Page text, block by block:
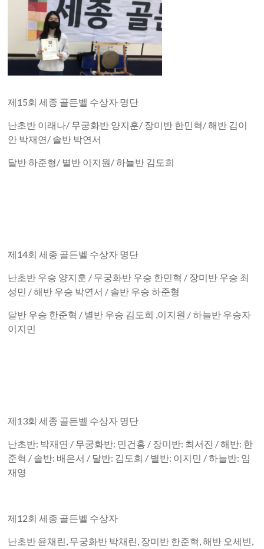
제15회 세종 골든벨 수상자 명단
난초반 이래나/ 무궁화반 양지훈/ 장미반 한민혁/ 해반 김이
안 박재연/ 솔반 박연서
달반 하준형/ 별반 이지원/ 하늘반 김도희
제14회 세종 골든벨 수상자 명단
난초반 우승 양지훈 / 무궁화반 우승 한민혁 / 장미반 우승 최
성민 /해반 우승 박연서 / 솔반 우승 하준형
달반 우승 한준혁 / 별반 우승 김도희 ,이지원 /하늘반 우승자
이지민
제13회 세종 골든벨 수상자 명단
난초반: 박재연 / 무궁화반: 민건홍 / 장미반: 최서진 / 해반: 한
준혁 / 솔반: 배은서 / 달반: 김도희 / 별반: 이지민 / 하늘반: 임
재영
제12회 세종 골든벨 수상자
난초반 윤채린, 무궁화반 박채린, 장미반 한준혁, 해반 오세빈,